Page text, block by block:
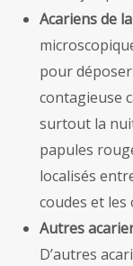
Acariens de
pour
contagieuse
surtout la
papules
localisés
coudes et
Autres
D’autres